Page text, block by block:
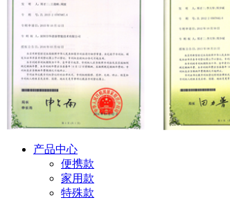
产品中心
便携款
家用款
特殊款